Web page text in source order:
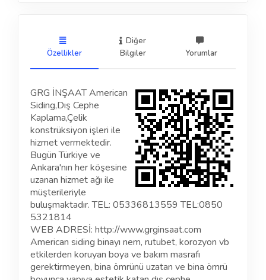
Özellikler
Diğer
Bilgiler
Yorumlar
GRG İNŞAAT American
Siding,Dış Cephe
Kaplama,Çelik
konstrüksiyon işleri ile
hizmet vermektedir.
Bugün Türkiye ve
Ankara'nın her köşesine
uzanan hizmet ağı ile
müşterileriyle
buluşmaktadır. TEL: 05336813559 TEL:0850
5321814
WEB ADRESİ: http://www.grginsaat.com
American siding binayı nem, rutubet, korozyon vb
etkilerden koruyan boya ve bakım masrafı
gerektirmeyen, bina ömrünü uzatan ve bina ömrü